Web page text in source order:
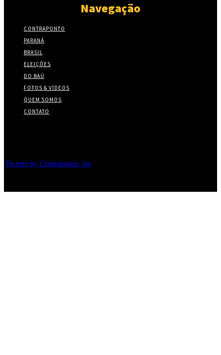
Navegação
CONTRAPONTO
PARANÁ
BRASIL
ELEIÇÕES
DO BAÚ
FOTOS & VÍDEOS
QUEM SOMOS
CONTATO
Tweets by Contraponto_jor